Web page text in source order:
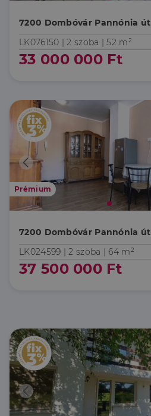
7200 Dombóvár Pannónia út
LK076150 |2 szoba | 52 m²
33 000 000 Ft
Prémium
7200 Dombóvár Pannónia út
LK024599 |2 szoba | 64 m²
37 500 000 Ft